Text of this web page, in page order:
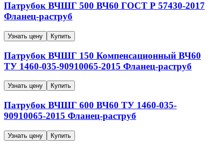
Патрубок ВЧШГ 500 ВЧ60 ГОСТ Р 57430-2017
Фланец-раструб
Узнать цену Купить
Патрубок ВЧШГ 150 Компенсационный ВЧ60
ТУ 1460-035-90910065-2015 Фланец-раструб
Узнать цену Купить
Патрубок ВЧШГ 600 ВЧ60 ТУ 1460-035-
90910065-2015 Фланец-раструб
Узнать цену Купить